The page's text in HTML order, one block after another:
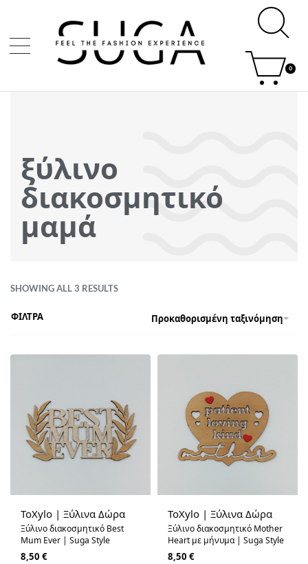
0
ξύλινο
διακοσμητικό
μαμά
SHOWING ALL 3 RESULTS
Προκαθορισμένη ταξινόμηση
ΦΙΛΤΡΑ
ToXylo | Ξύλινα Δώρα
Ξύλινο διακοσμητικό Best
Mum Ever | Suga Style
8,50 €
ToXylo | Ξύλινα Δώρα
Ξύλινο διακοσμητικό Mother
Heart με μήνυμα | Suga Style
8,50 €